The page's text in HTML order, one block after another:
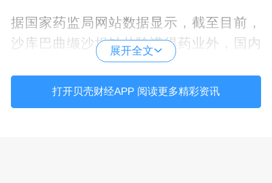
据国家药监局网站数据显示，截至目前，
沙库巴曲缬沙坦钠片除诺得药业外，国内
生产商还有齐鲁制药（海南）有限公司、
深圳信立泰药业股份有限公司、江苏宣泰
药业有限公司等9家企业。据米内网数据显
展开全文
打开贝壳财经APP 阅读更多精彩资讯